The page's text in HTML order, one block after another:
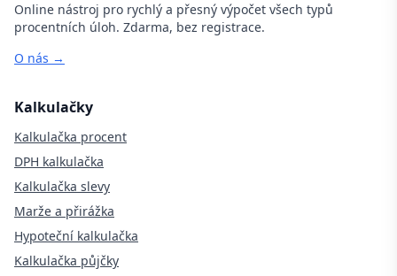
Online nástroj pro rychlý a přesný výpočet všech typů
procentních úloh. Zdarma, bez registrace.
O nás →
Kalkulačky
Kalkulačka procent
DPH kalkulačka
Kalkulačka slevy
Marže a přirážka
Hypoteční kalkulačka
Kalkulačka půjčky